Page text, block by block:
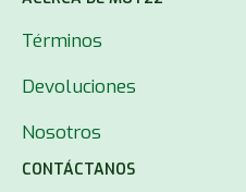
Términos
Devoluciones
Nosotros
CONTÁCTANOS